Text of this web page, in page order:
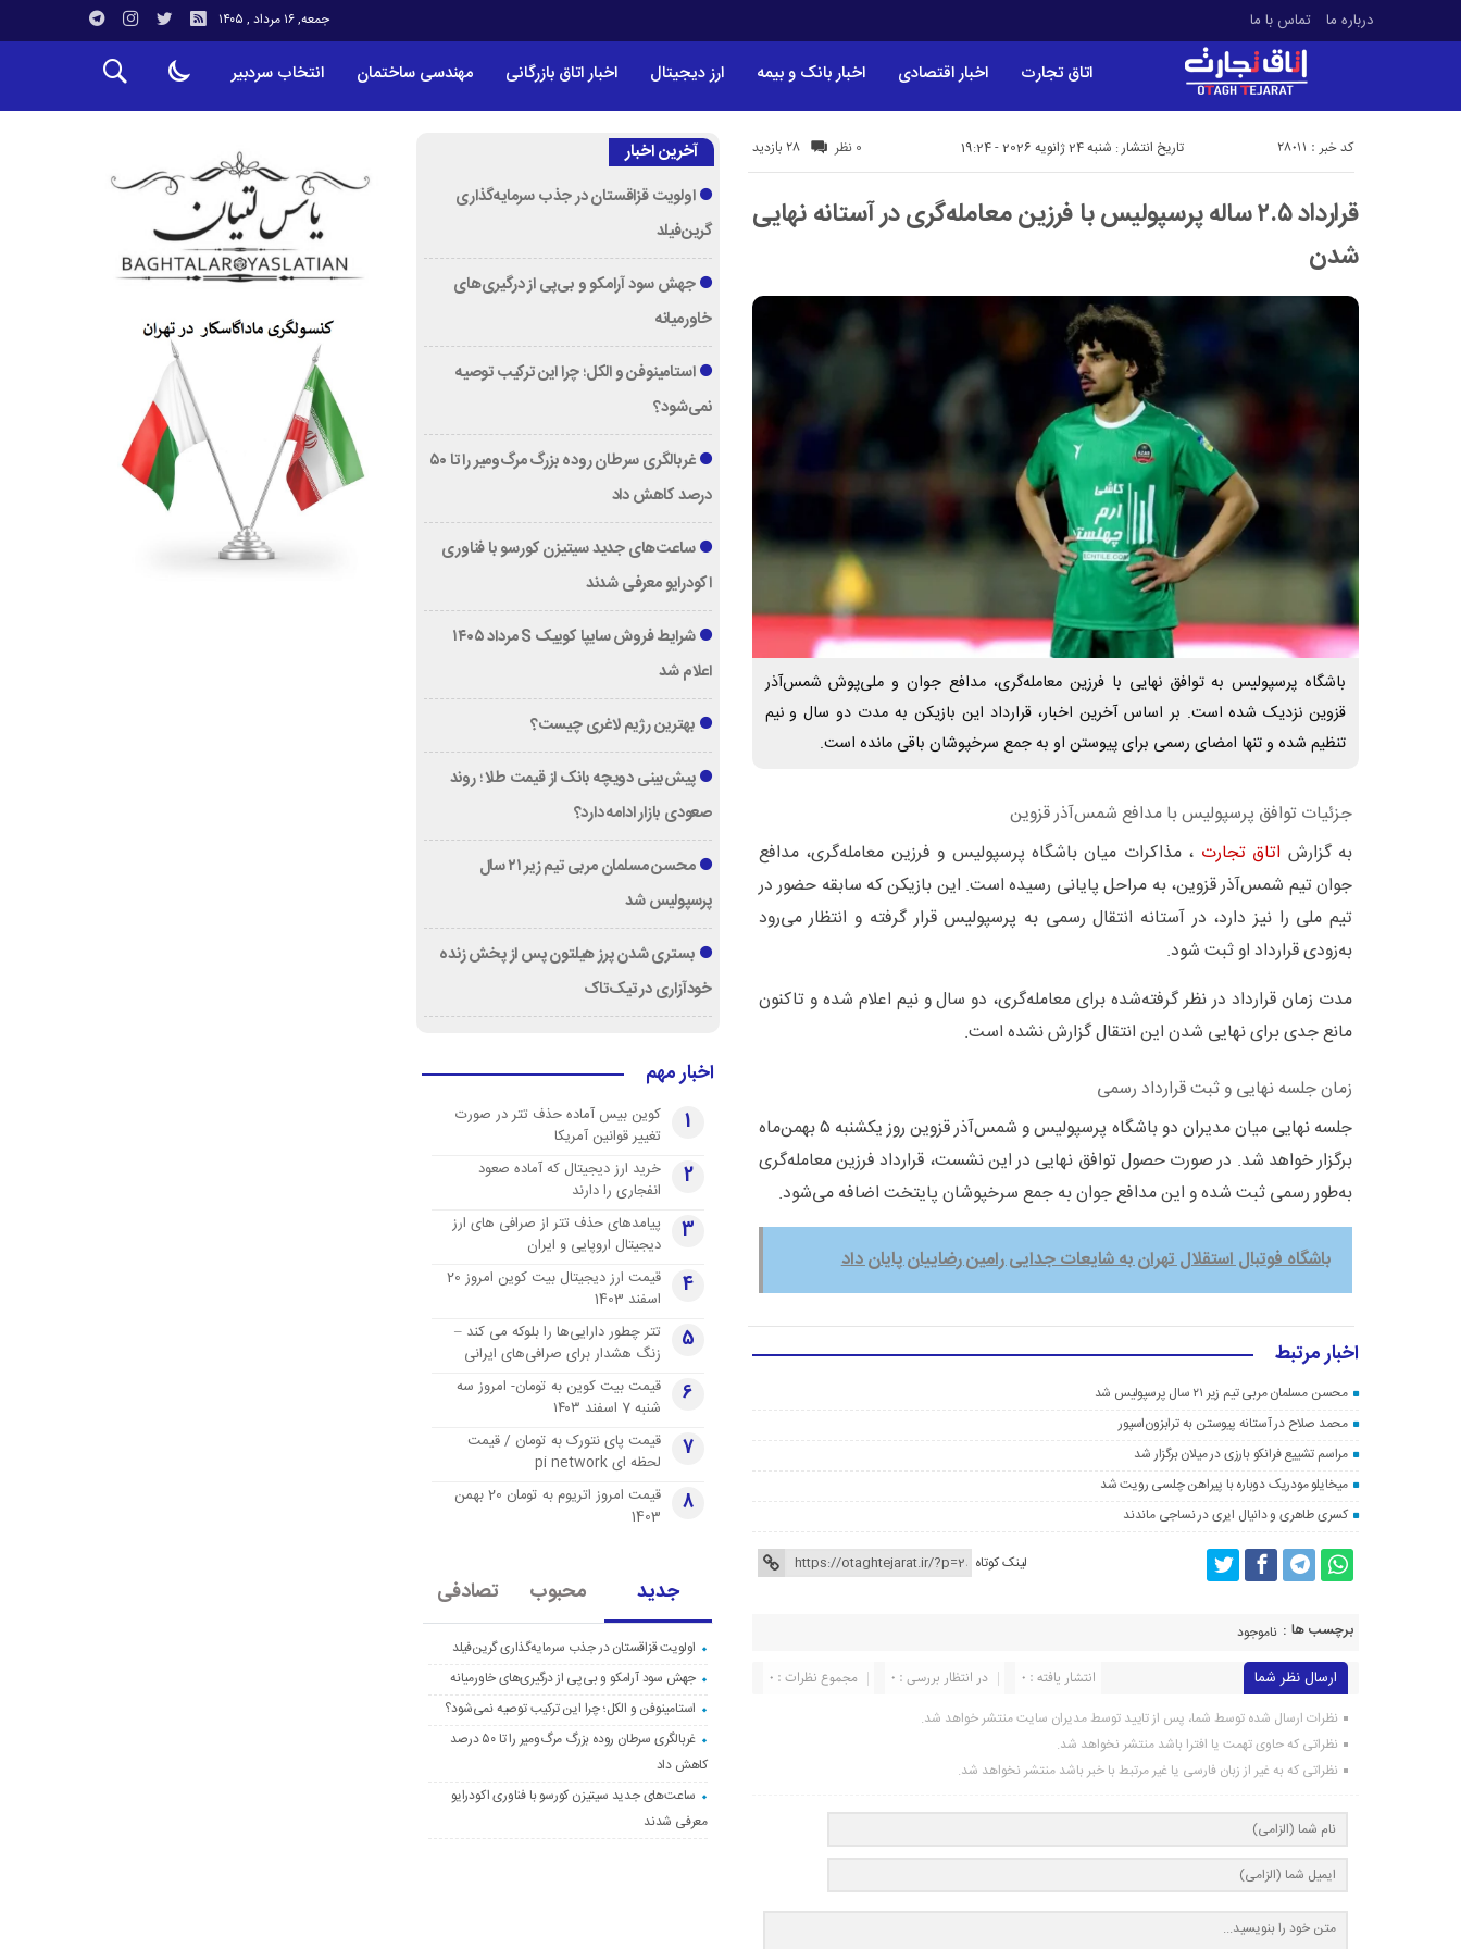
درباره ما تماس با ما جمعه, ۱۶ مرداد , ۱۴۰۵
اتاق تجارت اخبار اقتصادی اخبار بانک و بیمه ارز دیجیتال اخبار اتاق بازرگانی مهندسی ساختمان انتخاب سردبیر
تاریخ انتشار : شنبه 24 ژانویه 2026 - 19:24 28 بازدید کد خبر : 28011 0 نظر
قرارداد ۲.۵ ساله پرسپولیس با فرزین معامله‌گری در آستانه نهایی
شدن
باشگاه پرسپولیس به توافق نهایی با فرزین معامله‌گری، مدافع جوان و ملی‌پوش شمس‌آذر
قزوین نزدیک شده است. بر اساس آخرین اخبار، قرارداد این بازیکن به مدت دو سال و نیم
تنظیم شده و تنها امضای رسمی برای پیوستن او به جمع سرخپوشان باقی مانده است.
جزئیات توافق پرسپولیس با مدافع شمس‌آذر قزوین
به گزارش اتاق تجارت ، مذاکرات میان باشگاه پرسپولیس و فرزین معامله‌گری، مدافع
جوان تیم شمس‌آذر قزوین، به مراحل پایانی رسیده است. این بازیکن که سابقه حضور در
تیم ملی را نیز دارد، در آستانه انتقال رسمی به پرسپولیس قرار گرفته و انتظار می‌رود
به‌زودی قرارداد او ثبت شود.
مدت زمان قرارداد در نظر گرفته‌شده برای معامله‌گری، دو سال و نیم اعلام شده و تاکنون
مانع جدی برای نهایی شدن این انتقال گزارش نشده است.
زمان جلسه نهایی و ثبت قرارداد رسمی
جلسه نهایی میان مدیران دو باشگاه پرسپولیس و شمس‌آذر قزوین روز یکشنبه ۵ بهمن‌ماه
برگزار خواهد شد. در صورت حصول توافق نهایی در این نشست، قرارداد فرزین معامله‌گری
به‌طور رسمی ثبت شده و این مدافع جوان به جمع سرخپوشان پایتخت اضافه می‌شود.
باشگاه فوتبال استقلال تهران به شایعات جدایی رامین رضاییان پایان داد
اخبار مرتبط
محسن مسلمان مربی تیم زیر ۲۱ سال پرسپولیس شد
محمد صلاح در آستانه پیوستن به ترابزون‌اسپور
مراسم تشییع فرانکو بارزی در میلان برگزار شد
میخایلو مودریک دوباره با پیراهن چلسی رویت شد
کسری طاهری و دانیال ایری در نساجی ماندند
لینک کوتاه
برچسب ها : ناموجود
ارسال نظر شما مجموع نظرات : 0 در انتظار بررسی : 0 انتشار یافته : 0
نظرات ارسال شده توسط شما، پس از تایید توسط مدیران سایت منتشر خواهد شد.
نظراتی که حاوی تهمت یا افترا باشد منتشر نخواهد شد.
نظراتی که به غیر از زبان فارسی یا غیر مرتبط با خبر باشد منتشر نخواهد شد.
آخرین اخبار
اولویت قزاقستان در جذب سرمایه‌گذاری
گرین‌فیلد
جهش سود آرامکو و بی‌پی از درگیری‌های
خاورمیانه
استامینوفن و الکل؛ چرا این ترکیب توصیه
نمی‌شود؟
غربالگری سرطان روده بزرگ مرگ‌ومیر را تا ۵۰
درصد کاهش داد
ساعت‌های جدید سیتیزن کورسو با فناوری
اکودرایو معرفی شدند
شرایط فروش سایپا کوییک S مرداد ۱۴۰۵
اعلام شد
بهترین رژیم لاغری چیست؟
پیش‌بینی دویچه‌ بانک از قیمت طلا ؛ روند
صعودی بازار ادامه دارد؟
محسن مسلمان مربی تیم زیر ۲۱ سال
پرسپولیس شد
بستری شدن پرز هیلتون پس از پخش زنده
خودآزاری در تیک‌تاک
اخبار مهم
1
کوین بیس آماده حذف تتر در صورت
تغییر قوانین آمریکا
2
خرید ارز دیجیتال که آماده صعود
انفجاری را دارند
3
پیامدهای حذف تتر از صرافی های ارز
دیجیتال اروپایی و ایران
4
قیمت ارز دیجیتال بیت کوین امروز 20
اسفند 1403
5
تتر چطور دارایی‌ها را بلوکه می کند –
زنگ هشدار برای صرافی‌های ایرانی
6
قیمت بیت کوین به تومان- امروز سه
شنبه 7 اسفند ۱۴۰۳
7
قیمت پای نتورک به تومان / قیمت
لحظه ای pi network
8
قیمت امروز اتریوم به تومان 20 بهمن
1403
جدید محبوب تصادفی
اولویت قزاقستان در جذب سرمایه‌گذاری گرین‌فیلد
جهش سود آرامکو و بی‌پی از درگیری‌های خاورمیانه
استامینوفن و الکل؛ چرا این ترکیب توصیه نمی‌شود؟
غربالگری سرطان روده بزرگ مرگ‌ومیر را تا ۵۰ درصد
کاهش داد
ساعت‌های جدید سیتیزن کورسو با فناوری اکودرایو
معرفی شدند